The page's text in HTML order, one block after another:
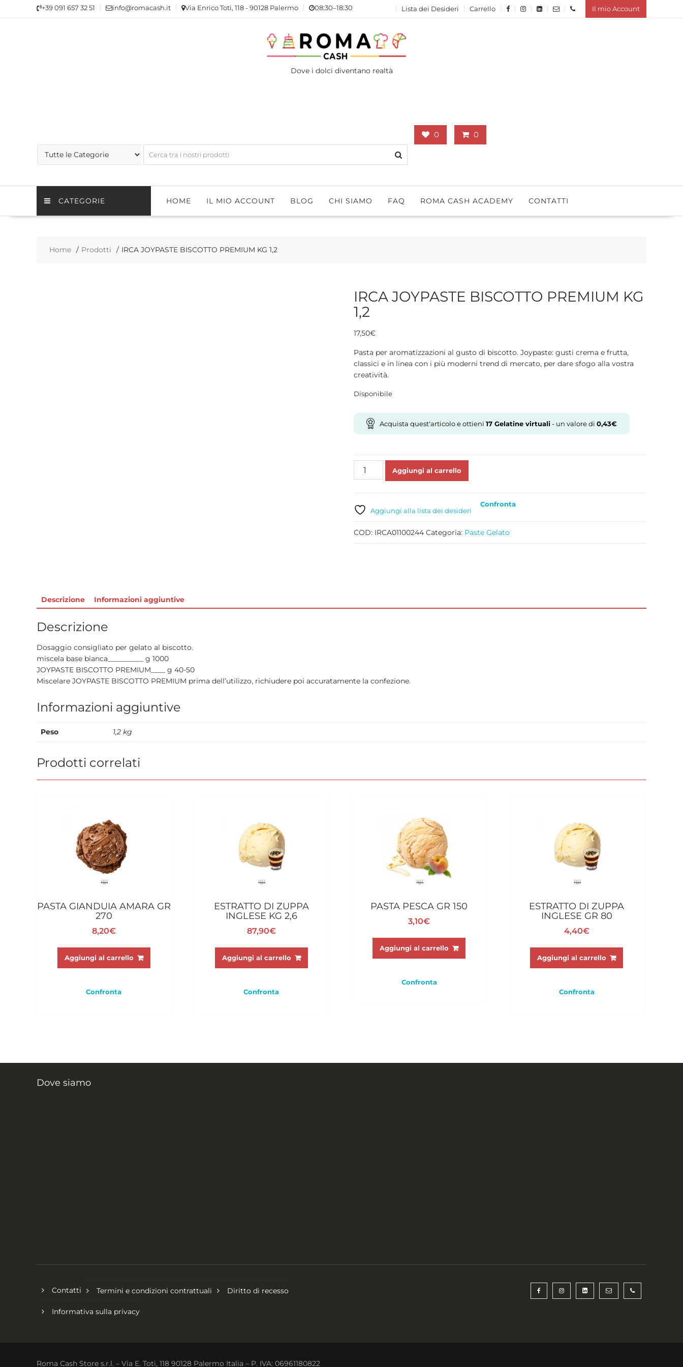
+39 091 657 32 51 info@romacash.it Via Enrico Toti, 118 - 90128 Palermo 08:30–18:30 Lista dei Desideri Carrello Il mio Account
Dove i dolci diventano realtà
0 0
CATEGORIE HOME IL MIO ACCOUNT BLOG CHI SIAMO FAQ ROMA CASH ACADEMY CONTATTI
Home Prodotti IRCA JOYPASTE BISCOTTO PREMIUM KG 1,2
IRCA JOYPASTE BISCOTTO PREMIUM KG
1,2
17,50€
Pasta per aromatizzazioni al gusto di biscotto. Joypaste: gusti crema e frutta,
classici e in linea con i più moderni trend di mercato, per dare sfogo alla vostra
creatività.
Disponibile
Acquista quest'articolo e ottieni 17 Gelatine virtuali- un valore di 0,43€
IRCA
KG
1,2
quantità
Aggiungi al carrello
Aggiungi alla lista dei desideri
Confronta
COD: IRCA01100244 Categoria: Paste Gelato
Descrizione Informazioni aggiuntive
Descrizione
Dosaggio consigliato per gelato al biscotto.
miscela base bianca__________ g 1000
JOYPASTE BISCOTTO PREMIUM____ g 40-50
Miscelare JOYPASTE BISCOTTO PREMIUM prima dell’utilizzo, richiudere poi accuratamente la confezione.
Informazioni aggiuntive
Peso 1,2 kg
Prodotti correlati
PASTA GIANDUIA AMARA GR
270
8,20€
Aggiungi al carrello
Confronta
ESTRATTO DI ZUPPA
INGLESE KG 2,6
87,90€
Aggiungi al carrello
Confronta
PASTA PESCA GR 150
3,10€
Aggiungi al carrello
Confronta
ESTRATTO DI ZUPPA
INGLESE GR 80
4,40€
Aggiungi al carrello
Confronta
Dove siamo
Contatti Termini e condizioni contrattuali Diritto di recesso
Informativa sulla privacy
Roma Cash Store s.r.l. – Via E. Toti, 118 90128 Palermo Italia – P. IVA: 06961180822